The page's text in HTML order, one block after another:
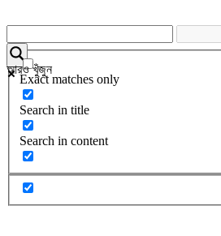
আরও খুঁজুন
Exact matches only
Search in title
Search in content